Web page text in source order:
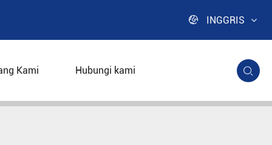
 INGGRIS
Kami Hubungi kami 